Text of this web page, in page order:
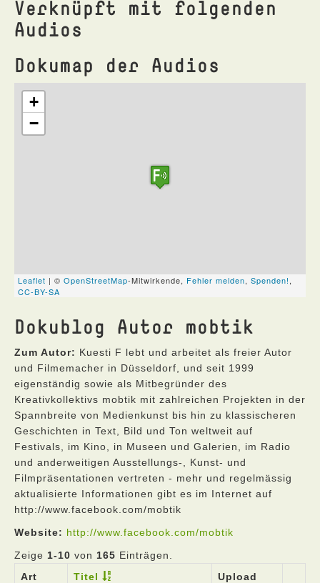
Verknüpft mit folgenden
Audios
Dokumap der Audios
Dokublog Autor mobtik
Zum Autor: Kuesti F lebt und arbeitet als freier Autor
und Filmemacher in Düsseldorf, und seit 1999
eigenständig sowie als Mitbegründer des
Kreativkollektivs mobtik mit zahlreichen Projekten in der
Spannbreite von Medienkunst bis hin zu klassischeren
Geschichten in Text, Bild und Ton weltweit auf
Festivals, im Kino, in Museen und Galerien, im Radio
und anderweitigen Ausstellungs-, Kunst- und
Filmpräsentationen vertreten - mehr und regelmässig
aktualisierte Informationen gibt es im Internet auf
http://www.facebook.com/mobtik
Website: http://www.facebook.com/mobtik
Zeige 1-10 von 165 Einträgen.
Art
Titel Upload